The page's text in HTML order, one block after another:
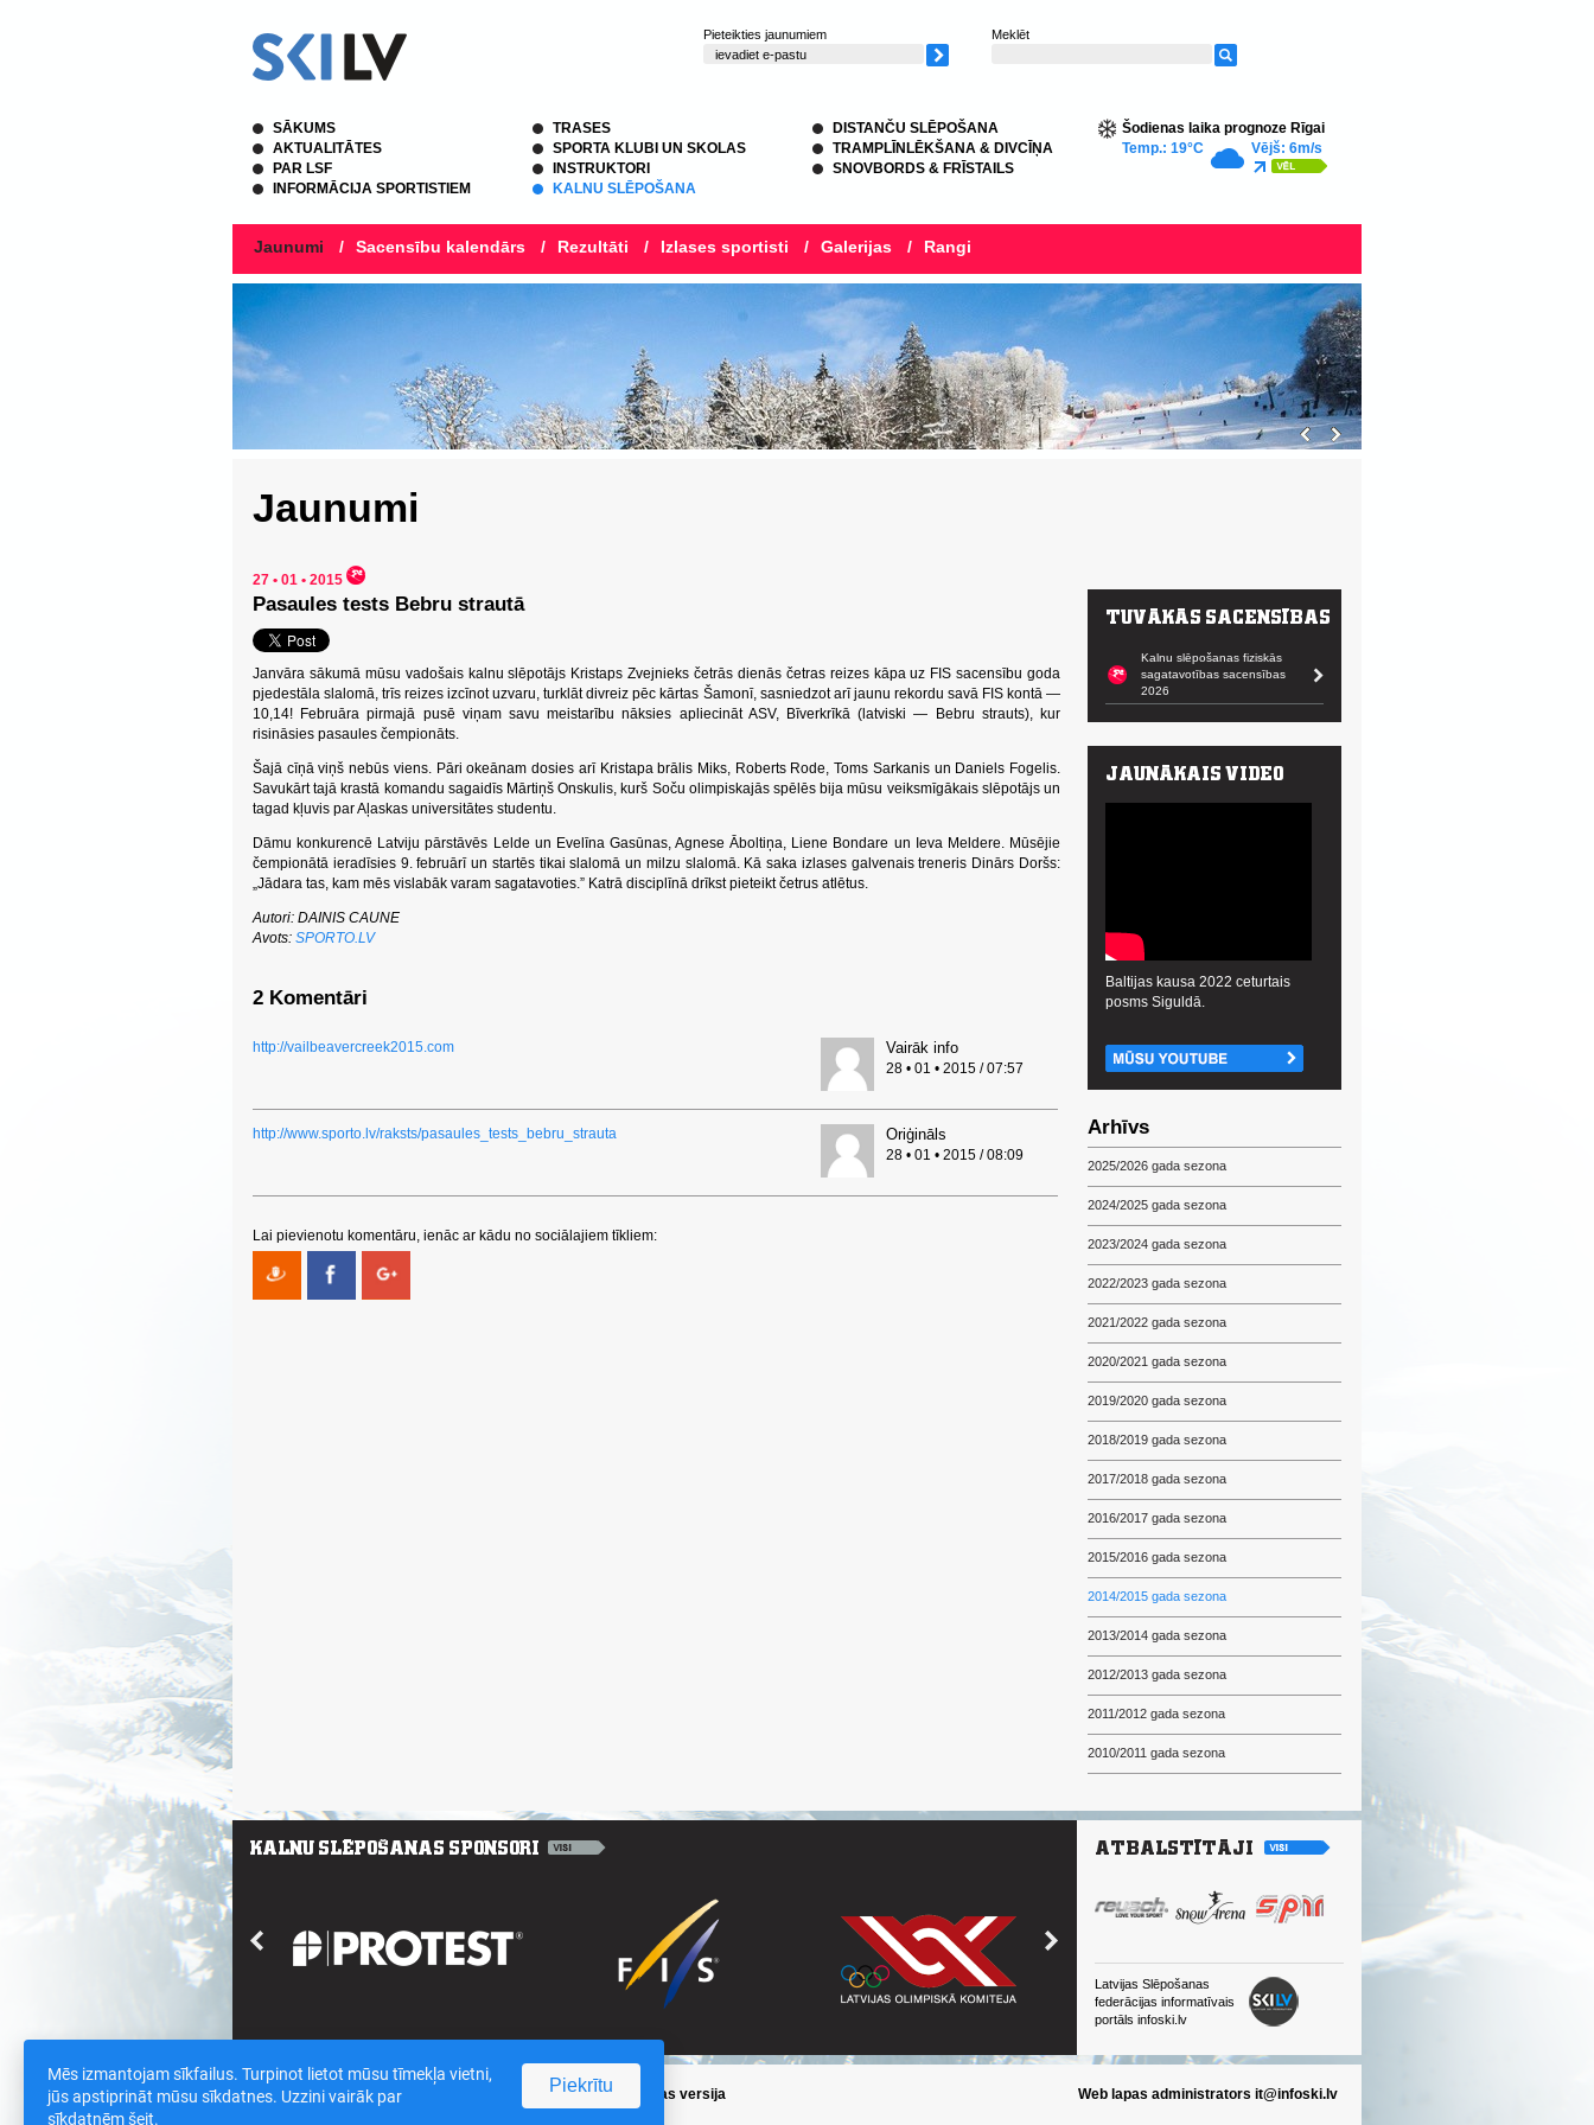
Pieteikties jaunumiem Meklēt
SĀKUMS
AKTUALITĀTES
PAR LSF
INFORMĀCIJA SPORTISTIEM
TRASES
SPORTA KLUBI UN SKOLAS
INSTRUKTORI
KALNU SLĒPOŠANA
DISTANČU SLĒPOŠANA
TRAMPLĪNLĒKŠANA & DIVCĪŅA
SNOVBORDS & FRĪSTAILS
Šodienas laika prognoze Rīgai
Temp.: 19°C
Vējš: 6m/s
Jaunumi / Sacensību kalendārs / Rezultāti / Izlases sportisti / Galerijas / Rangi
Jaunumi
27 • 01 • 2015
Pasaules tests Bebru strautā
Janvāra sākumā mūsu vadošais kalnu slēpotājs Kristaps Zvejnieks četrās dienās četras reizes kāpa uz FIS sacensību goda
pjedestāla slalomā, trīs reizes izcīnot uzvaru, turklāt divreiz pēc kārtas Šamonī, sasniedzot arī jaunu rekordu savā FIS kontā —
10,14! Februāra pirmajā pusē viņam savu meistarību nāksies apliecināt ASV, Bīverkrīkā (latviski — Bebru strauts), kur
risināsies pasaules čempionāts.
Šajā cīņā viņš nebūs viens. Pāri okeānam dosies arī Kristapa brālis Miks, Roberts Rode, Toms Sarkanis un Daniels Fogelis.
Savukārt tajā krastā komandu sagaidīs Mārtiņš Onskulis, kurš Soču olimpiskajās spēlēs bija mūsu veiksmīgākais slēpotājs un
tagad kļuvis par Aļaskas universitātes studentu.
Dāmu konkurencē Latviju pārstāvēs Lelde un Evelīna Gasūnas, Agnese Āboltiņa, Liene Bondare un Ieva Meldere. Mūsējie
čempionātā ieradīsies 9. februārī un startēs tikai slalomā un milzu slalomā. Kā saka izlases galvenais treneris Dinārs Doršs:
„Jādara tas, kam mēs vislabāk varam sagatavoties.” Katrā disciplīnā drīkst pieteikt četrus atlētus.
Autori: DAINIS CAUNE
Avots: SPORTO.LV
2 Komentāri
http://vailbeavercreek2015.com Vairāk info
28 • 01 • 2015 / 07:57
http://www.sporto.lv/raksts/pasaules_tests_bebru_strauta Oriģināls
28 • 01 • 2015 / 08:09
Lai pievienotu komentāru, ienāc ar kādu no sociālajiem tīkliem:
Kalnu slēpošanas fiziskās
sagatavotības sacensības
2026
Baltijas kausa 2022 ceturtais
posms Siguldā.
Arhīvs
2025/2026 gada sezona
2024/2025 gada sezona
2023/2024 gada sezona
2022/2023 gada sezona
2021/2022 gada sezona
2020/2021 gada sezona
2019/2020 gada sezona
2018/2019 gada sezona
2017/2018 gada sezona
2016/2017 gada sezona
2015/2016 gada sezona
2014/2015 gada sezona
2013/2014 gada sezona
2012/2013 gada sezona
2011/2012 gada sezona
2010/2011 gada sezona
Latvijas Slēpošanas
federācijas informatīvais
portāls infoski.lv
Saites / Sīkdatnes un datu drošības politika / Iepriekšējā lapas versija Web lapas administrators it@infoski.lv
Mēs izmantojam sīkfailus. Turpinot lietot mūsu tīmekļa vietni,
jūs apstiprināt mūsu sīkdatnes. Uzzini vairāk par
sīkdatnēmšeit.
Piekrītu